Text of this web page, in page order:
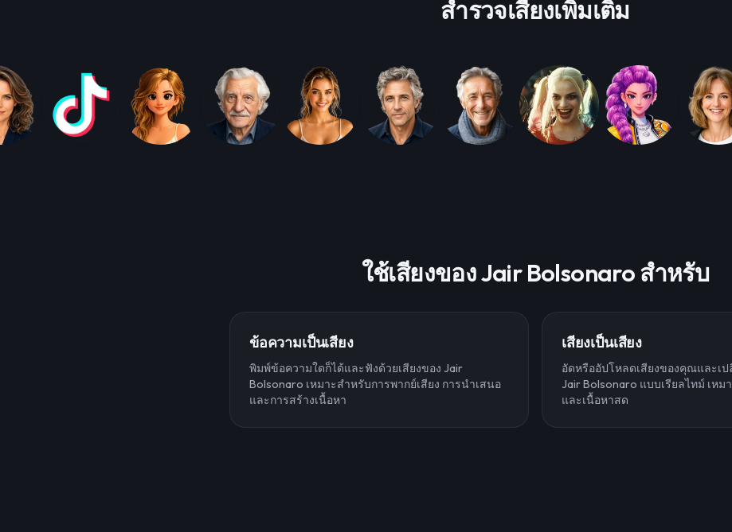
สำรวจเสียงเพิ่มเติม
ใช้เสียงของ Jair Bolsonaro สำหรับ
ข้อความเป็นเสียง
พิมพ์ข้อความใดก็ได้และฟังด้วยเสียงของ Jair
Bolsonaro เหมาะสำหรับการพากย์เสียง การนำเสนอ
และการสร้างเนื้อหา
เสียงเป็นเสียง
อัดหรืออัปโหลดเสียงของคุณและเป
Jair Bolsonaro แบบเรียลไทม์ เหม
และเนื้อหาสด